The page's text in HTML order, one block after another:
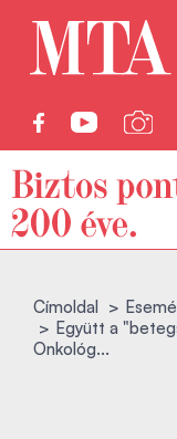
Címoldal
Együtt a
Onkológ...